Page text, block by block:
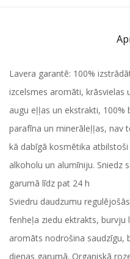
Lavera garantē: 100%
izcelsmes aromāti, krāsvielas
augu eļļas un ekstrakti, 100%
parafīna un minerāleļļas, nav
kā dabīgā kosmētika
alkoholu un alumīniju. Sniedz
garumā līdz pat 24 h
Sviedru daudzumu
fenheļa ziedu ektrakts, burvju
aromāts nodrošina saudzīgu,
dienas garumā. Organiskā